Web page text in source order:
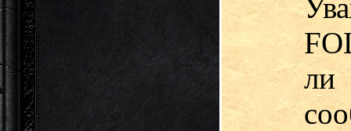
ли